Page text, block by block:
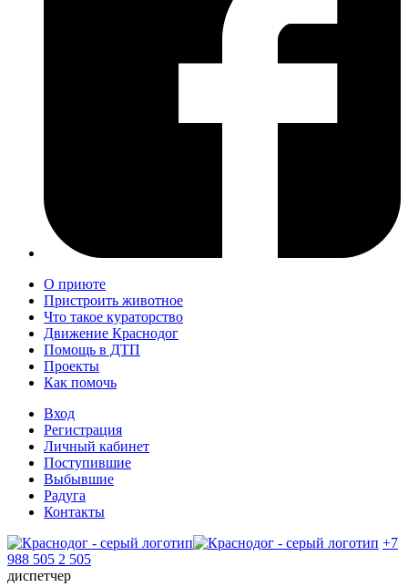
О приюте
Пристроить животное
Что такое кураторство
Движение Краснодог
Помощь в ДТП
Проекты
Как помочь
Вход
Регистрация
Личный кабинет
Поступившие
Выбывшие
Радуга
Контакты
+7
988 505 2 505
диспетчер